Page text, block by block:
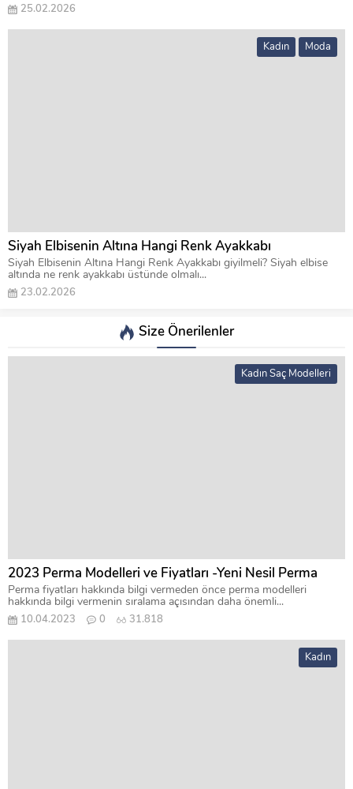
25.02.2026
Kadın Moda
Siyah Elbisenin Altına Hangi Renk Ayakkabı
Siyah Elbisenin Altına Hangi Renk Ayakkabı giyilmeli? Siyah elbise
altında ne renk ayakkabı üstünde olmalı...
23.02.2026
Size Önerilenler
Kadın Saç Modelleri
2023 Perma Modelleri ve Fiyatları -Yeni Nesil Perma
Perma fiyatları hakkında bilgi vermeden önce perma modelleri
hakkında bilgi vermenin sıralama açısından daha önemli...
10.04.2023 0 31.818
Kadın